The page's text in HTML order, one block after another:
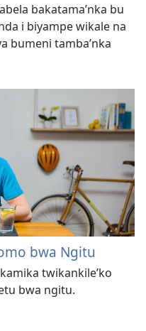
bakatama’nka bu
i biyampe wikale na
bumeni tamba’nka
bwa Ngitu
twikankile’ko
bwa ngitu.